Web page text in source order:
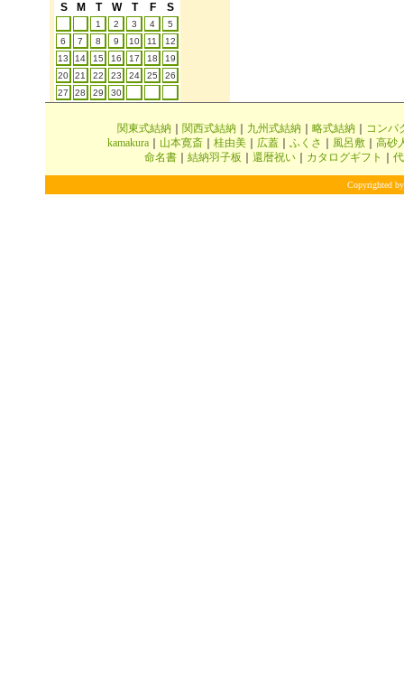
S M T W T F S
1 2 3 4
5
6
7 8 9 10 11
12
13
14 15 16 17 18
19
20
21 22 23 24 25
26
27
28 29 30
関東式結納 関西式結納 九州式結納 略式結納
コンパ
kamakura
山本寛斎 桂由美 広蓋 ふくさ 風呂敷
高砂
命名書
結納羽子板 還暦祝い カタログギフト
Copyrighted